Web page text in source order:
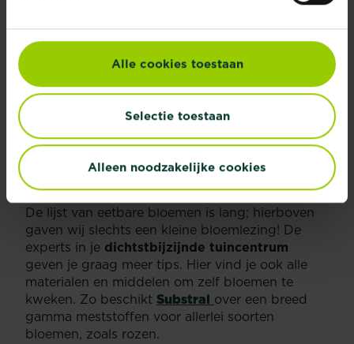
Alle cookies toestaan
Selectie toestaan
Alleen noodzakelijke cookies
Eetbare bloemen staan niet alleen prachtig op je
bord, maar ook in een glas! Je kan heel makkelijk
bloempjesijsblokjesmaken door in elk vakje
van je vorm een bloemetje te leggen en deze
voorzichtig te overgieten met water. Zet je
ijsblokvorm een uur in de diepvries en je
decoratieve ijsblokjes zijn klaar! Ideaal om je
cocktailsen karaffen mee op te fleuren.
ZELF KWEKEN?
De lijst van eetbare bloemen is lang; hierboven
gaven wij slechts een kleine bloemlezing! De
experts in je dichtstbijzijnde tuincentrum
geven je graag meer tips. Hier vind je ook alle
materialen en middelen om zelf bloemen te
kweken. Zo beschikt Substral over een breed
gamma meststoffen voor allerlei soorten
bloemen, zoals rozen.